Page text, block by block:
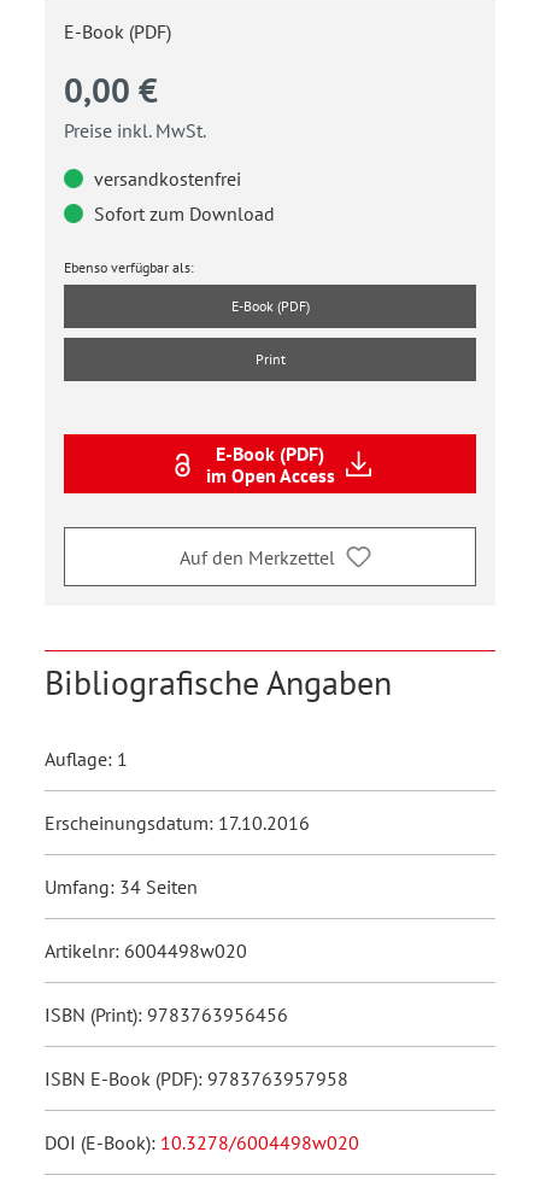
E-Book (PDF)
0,00 €
Preise inkl. MwSt.
versandkostenfrei
Sofort zum Download
Ebenso verfügbar als:
E-Book (PDF)
Print
E-Book (PDF)
im Open Access
Auf den Merkzettel
Bibliografische Angaben
Auflage: 1
Erscheinungsdatum: 17.10.2016
Umfang: 34 Seiten
Artikelnr: 6004498w020
ISBN (Print): 9783763956456
ISBN E-Book (PDF): 9783763957958
DOI (E-Book): 10.3278/6004498w020